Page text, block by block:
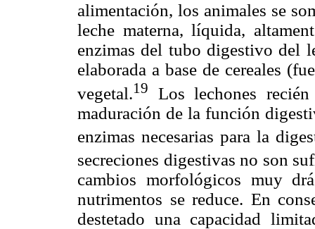
alimentación, los animales se
leche materna, líquida,
enzimas del tubo digestivo del
elaborada a base de cereales
vegetal.19
Los lechones
maduración de la función
enzimas necesarias para la
secreciones digestivas no son
cambios morfológicos muy
nutrimentos se reduce. En
destetado una capacidad